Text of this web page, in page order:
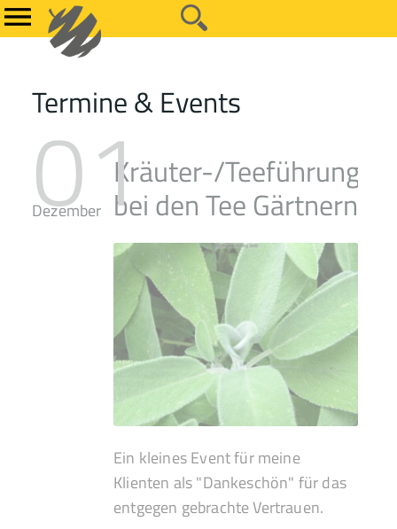
Termine & Events
Kräuter-/Teeführung
bei den Tee Gärtnern
01
Dezember
Ein kleines Event für meine
Klienten als "Dankeschön" für das
entgegen gebrachte Vertrauen.